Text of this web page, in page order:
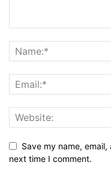
Save my name,
next time I comment.